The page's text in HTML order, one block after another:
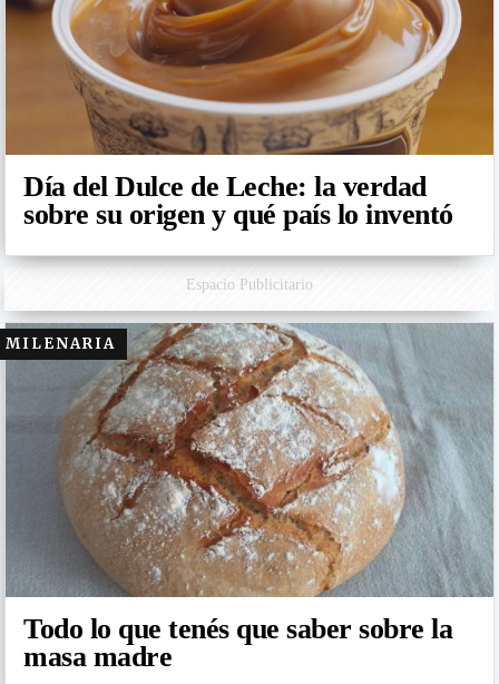
Día del Dulce de Leche: la verdad
sobre su origen y qué país lo inventó
Espacio Publicitario
MILENARIA
Todo lo que tenés que saber sobre la
masa madre